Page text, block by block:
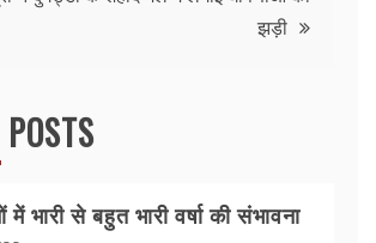
झड़ी
भारी से बहुत भारी वर्षा की संभावना